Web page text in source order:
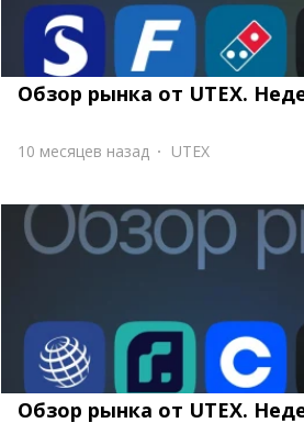
Обзор рынка от UTEX.
10 месяцев назад UTEX
Обзор рынка от UTEX.